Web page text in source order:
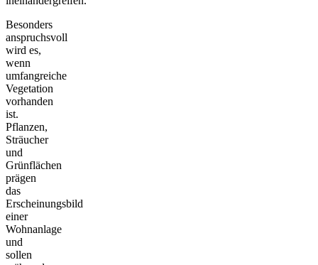
Besonders
anspruchsvoll
wird es,
wenn
umfangreiche
Vegetation
vorhanden
ist.
Pflanzen,
Sträucher
und
Grünflächen
prägen
das
Erscheinungsbild
einer
Wohnanlage
und
sollen